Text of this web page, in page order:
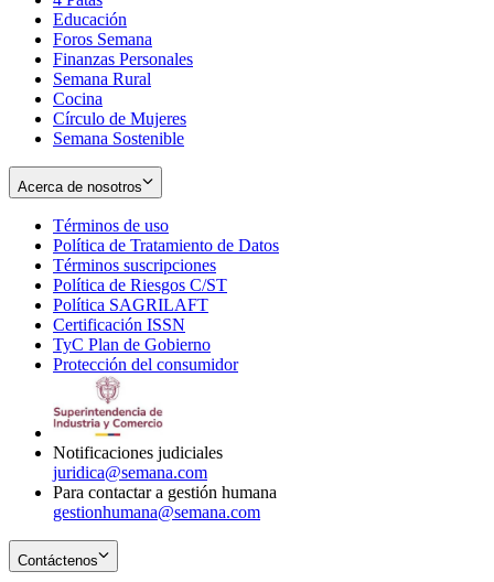
window
new
window
Educación
Foros Semana
Finanzas Personales
Semana Rural
Cocina
Círculo de Mujeres
Semana Sostenible
Acerca de nosotros
Términos de uso
in
new
window
Política de Tratamiento de Datos
Términos suscripciones
in
Política de Riesgos C/ST
Política SAGRILAFT
new
window
Certificación ISSN
in
new
TyC Plan de Gobierno
in
Protección del consumidorOpens
Notificaciones judiciales
juridica@semana.com
Para contactar a gestión humana
gestionhumana@semana.com
Contáctenos